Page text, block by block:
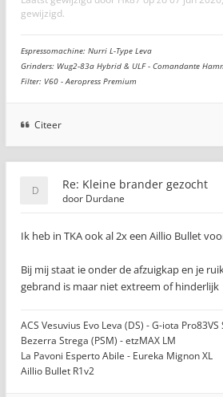
gewijzigd.
Espressomachine: Nurri L-Type Leva
Grinders: Wug2-83a Hybrid & ULF - Comandante
Filter: V60 - Aeropress Premium
Citeer
Re: Kleine brander gezocht
door Durdane
Ik heb in TKA ook al 2x een Aillio Bullet
Bij mij staat ie onder de afzuigkap en je
gebrand is maar niet extreem of hinderlijk
ACS Vesuvius Evo Leva (DS) - G-iota Pro83VS
Bezerra Strega (PSM) - etzMAX LM
La Pavoni Esperto Abile - Eureka Mignon XL
Aillio Bullet R1v2